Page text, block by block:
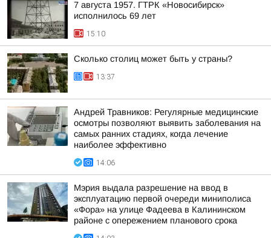
7 августа 1957. ГТРК «Новосибирск»
исполнилось 69 лет
15:10
Сколько столиц может быть у страны?
13:37
Андрей Травников: Регулярные медицинские
осмотры позволяют выявить заболевания на
самых ранних стадиях, когда лечение
наиболее эффективно
14:06
Мэрия выдала разрешение на ввод в
эксплуатацию первой очереди миниполиса
«Фора» на улице Фадеева в Калининском
районе с опережением планового срока